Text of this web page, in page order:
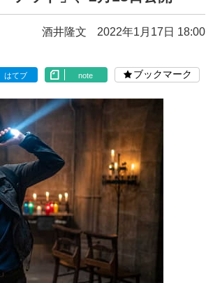
酒井隆文 2022年1月17日 18:00
はてブ note ブックマーク